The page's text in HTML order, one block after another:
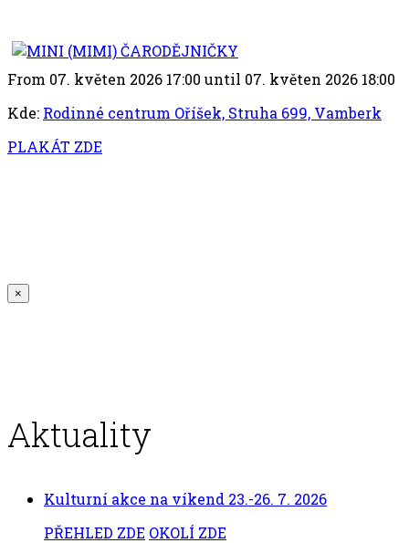
From 07. květen 2026 17:00 until 07. květen 2026 18:00
Kde: Rodinné centrum Oříšek, Struha 699, Vamberk
PLAKÁT ZDE
×
Aktuality
Kulturní akce na víkend 23.-26. 7. 2026
PŘEHLED ZDE OKOLÍ ZDE